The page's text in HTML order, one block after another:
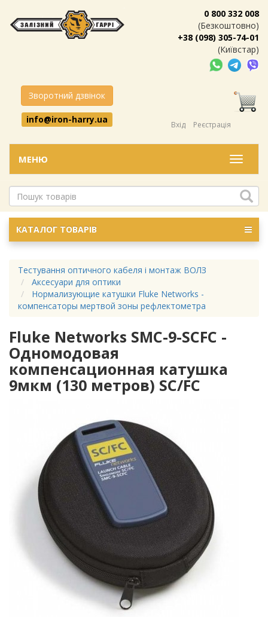
0 800 332 008
(Безкоштовно)
+38 (098) 305-74-01
(Київстар)
Зворотний дзвінок
info@iron-harry.ua
Вхід Реєстрація
Меню
МЕНЮ
КАТАЛОГ ТОВАРІВ
Тестування оптичного кабеля і монтаж ВОЛЗ
Аксесуари для оптики
Нормализующие катушки Fluke Networks -
компенсаторы мертвой зоны рефлектометра
Fluke Networks SMC-9-SCFC -
Одномодовая
компенсационная катушка
9мкм (130 метров) SC/FC